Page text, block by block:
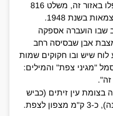
כאן מונצחים חמישה לוחמי פלמ"ח שנפלו באזור זה, משלט 816
בשנת 1948.
שבו הועברה אספקה
אבן שבסיסה רחב
שיש ובו חקוקים שמות
"מגיני צפת" והמילים:
זה".
בצומת עין זיתים (כביש